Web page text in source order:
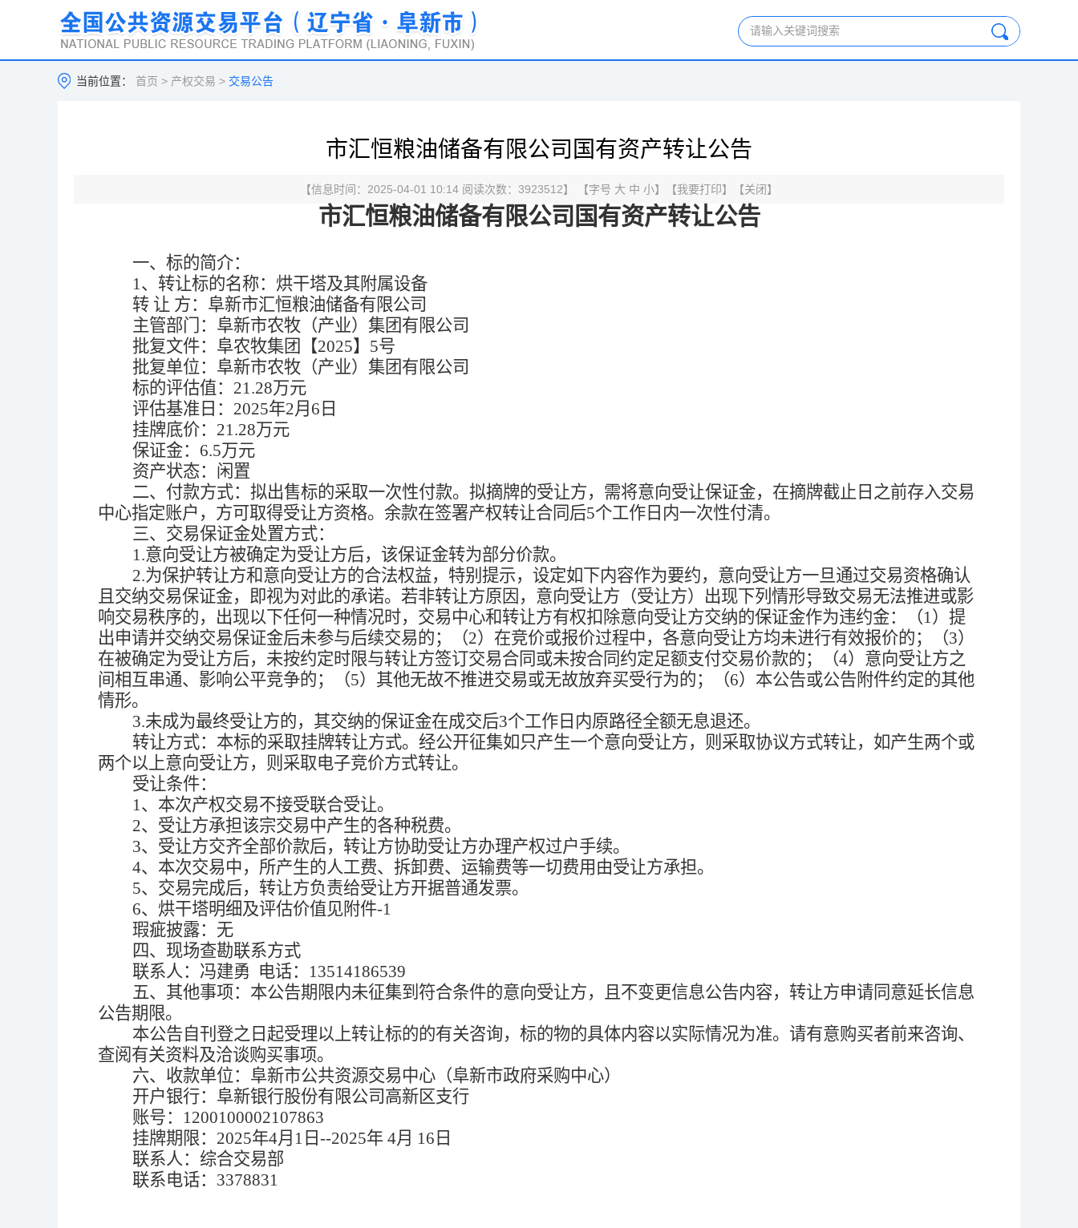
请输入关键词搜索
当前位置： 首页 > 产权交易 > 交易公告
市汇恒粮油储备有限公司国有资产转让公告
【信息时间：2025-04-01 10:14 阅读次数： 3923512】 【字号 大 中 小】【我要打印】【关闭】
市汇恒粮油储备有限公司国有资产转让公告
一、 标的简介：
1、 转让标的名称： 烘干塔及其附属设备
转 让 方： 阜新市汇恒粮油储备有限公司
主管部门： 阜新市农牧（产业）集团有限公司
批复文件： 阜农牧集团【2025】 5号
批复单位： 阜新市农牧（产业）集团有限公司
标的评估值： 21.28万元
评估基准日： 2025年2月 6 日
挂牌底价： 21.28万元
保证金： 6.5万元
资产状态：闲置
二、 付款方式：拟出售标的采取一次性付款。拟摘牌的受让方，需将意向受让保证金，在摘牌截止日之前存入交易
中心指定账户，方可取得受让方资格。余款在签署产权转让合同后5个工作日内一次性付清。
三、 交易保证金处置方式：
1.意向受让方被确定为受让方后，该保证金转为部分价款。
2.为保护转让方和意向受让方的合法权益，特别提示，设定如下内容作为要约，意向受让方一旦通过交易资格确认
且交纳交易保证金，即视为对此的承诺。若非转让方原因，意向受让方（受让方）出现下列情形导致交易无法推进或影
响交易秩序的，出现以下任何一种情况时，交易中心和转让方有权扣除意向受让方交纳的保证金作为违约金：（1）提
出申请并交纳交易保证金后未参与后续交易的；（2）在竞价或报价过程中，各意向受让方均未进行有效报价的；（3）
在被确定为受让方后，未按约定时限与转让方签订交易合同或未按合同约定足额支付交易价款的；（4）意向受让方之
间相互串通、影响公平竞争的；（5）其他无故不推进交易或无故放弃买受行为的；（6）本公告或公告附件约定的其他
情形。
3.未成为最终受让方的，其交纳的保证金在成交后3个工作日内原路径全额无息退还。
转让方式：本标的采取挂牌转让方式。经公开征集如只产生一个意向受让方，则采取协议方式转让，如产生两个或
两个以上意向受让方，则采取电子竞价方式转让。
受让条件：
1、 本次产权交易不接受联合受让。
2、 受让方承担该宗交易中产生的各种税费。
3、受让方交齐全部价款后，转让方协助受让方办理产权过户手续。
4、本次交易中，所产生的人工费、拆卸费、运输费等一切费用由受让方承担。
5、交易完成后，转让方负责给受让方开据普通发票。
6、烘干塔明细及评估价值见附件-1
瑕疵披露： 无
四、 现场查勘联系方式
联系人：冯建勇 电话： 13514186539
五、 其他事项：本公告期限内未征集到符合条件的意向受让方，且不变更信息公告内容，转让方申请同意延长信息
公告期限。
本公告自刊登之日起受理以上转让标的的有关咨询，标的物的具体内容以实际情况为准。请有意购买者前来咨询、
查阅有关资料及洽谈购买事项。
六、 收款单位：阜新市公共资源交易中心（阜新市政府采购中心）
开户银行：阜新银行股份有限公司高新区支行
账号： 1200100002107863
挂牌期限： 2025年4月 1 日 --2025年 4月 16 日
联系人：综合交易部
联系电话： 3378831